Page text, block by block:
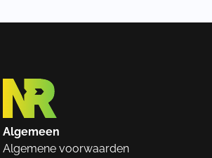
Algemeen
Algemene voorwaarden